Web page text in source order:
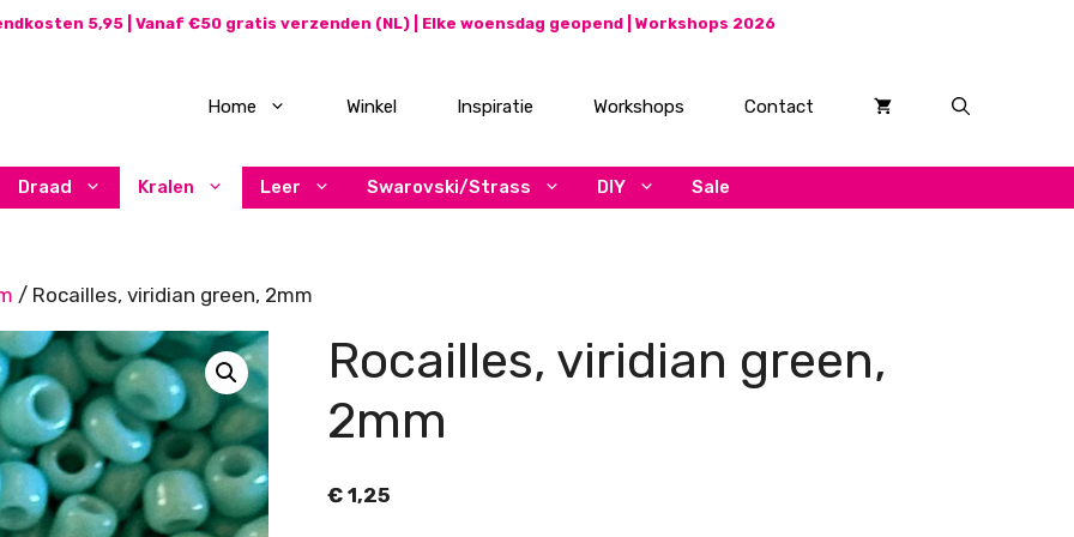
5,95 | Vanaf €50 gratis verzenden (NL) | Elke woensdag geopend | Workshops 2026
Home Winkel Inspiratie Workshops Contact
Draad Kralen Leer Swarovski/Strass DIY Sale
/ Rocailles, viridian green, 2mm
Rocailles, viridian green,
2mm
€1,25